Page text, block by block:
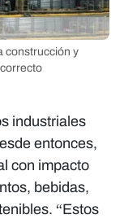
construcción y
industriales
entonces,
con impacto
bebidas,
“Estos